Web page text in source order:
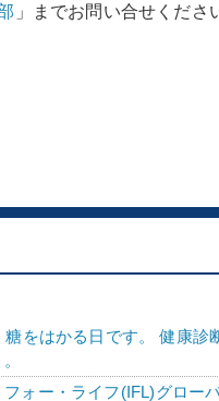
」までお問い合せくださ
糖をはかる日です。 健康
フォー・ライフ(IFL)グロー